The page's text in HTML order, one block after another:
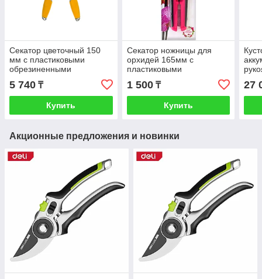
Секатор цветочный 150
мм с пластиковыми
обрезиненными
рукоятками PALISAD
60500
5 740 ₸
Купить
Секатор ножницы для
орхидей 165мм с
пластиковыми
обрезиненными
рукоятками 466370
1 500₸
Купить
27
Акционные предложения и новинки